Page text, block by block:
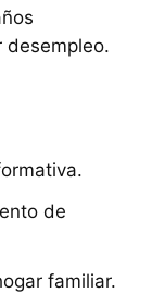
desempleo.
de
familiar.